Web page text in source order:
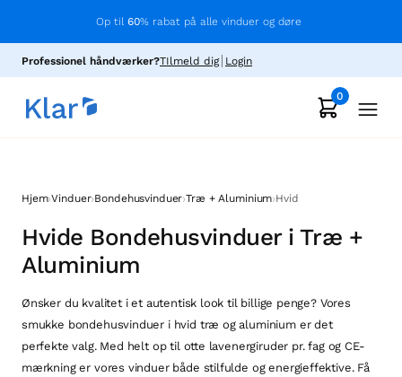
Op til 60% rabat på alle vinduer og døre
Professionel håndværker?TIlmeld dig Login
0
Hjem›Vinduer›Bondehusvinduer›Træ + Aluminium›Hvid
Hvide Bondehusvinduer i Træ +
Aluminium
Ønsker du kvalitet i et autentisk look til billige penge? Vores
smukke bondehusvinduer i hvid træ og aluminium er det
perfekte valg. Med helt op til otte lavenergiruder pr. fag og CE-
mærkning er vores vinduer både stilfulde og energieffektive. Få